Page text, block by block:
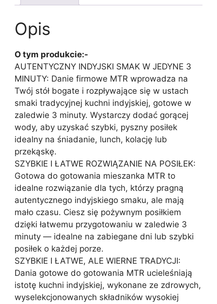
Opis
O tym produkcie:-
AUTENTYCZNY INDYJSKI SMAK W JEDYNE 3
MINUTY: Danie firmowe MTR wprowadza na
Twój stół bogate i rozpływające się w ustach
smaki tradycyjnej kuchni indyjskiej, gotowe w
zaledwie 3 minuty. Wystarczy dodać gorącej
wody, aby uzyskać szybki, pyszny posiłek
idealny na śniadanie, lunch, kolację lub
przekąskę.
SZYBKIE I ŁATWE ROZWIĄZANIE NA POSIŁEK:
Gotowa do gotowania mieszanka MTR to
idealne rozwiązanie dla tych, którzy pragną
autentycznego indyjskiego smaku, ale mają
mało czasu. Ciesz się pożywnym posiłkiem
dzięki łatwemu przygotowaniu w zaledwie 3
minuty — idealne na zabiegane dni lub szybki
posiłek o każdej porze.
SZYBKIE I ŁATWE, ALE WIERNE TRADYCJI:
Dania gotowe do gotowania MTR ucieleśniają
istotę kuchni indyjskiej, wykonane ze zdrowych,
wyselekcjonowanych składników wysokiej